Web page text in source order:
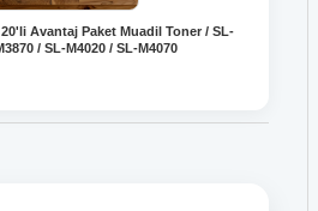
Avantaj Paket Muadil Toner / SL-
/ SL-M4020 / SL-M4070